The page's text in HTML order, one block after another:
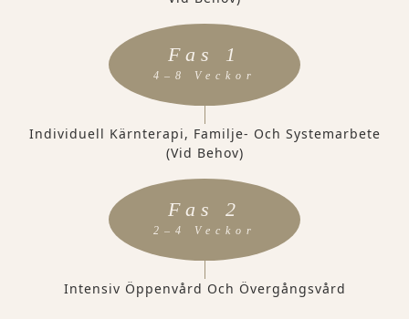
Fas 1
4–8 Veckor
Individuell Kärnterapi, Familje- Och Systemarbete
(vid Behov)
Fas 2
2–4 Veckor
Intensiv Öppenvård Och Övergångsvård